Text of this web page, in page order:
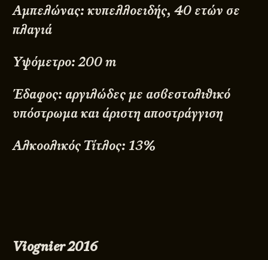
Αμπελώνας: κυπελλοειδής, 40 ετών σε
πλαγιά
Υψόμετρο: 200 m
Έδαφος: αργιλώδες με ασβεστολιθικό
υπόστρωμα και άριστη αποστράγγιση
Αλκοολικός Τίτλος: 13%
Viognier2016